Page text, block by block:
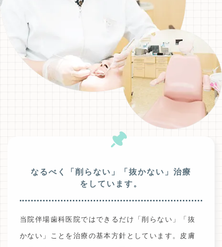
なるべく「削らない」「抜かない」治療
をしています。
当院伴場歯科医院ではできるだけ「削らない」「抜
かない」ことを治療の基本方針としています。皮膚